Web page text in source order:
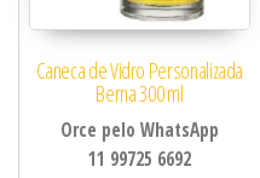
Caneca de Vidro Personalizada
Berna 300 ml
Orce pelo WhatsApp
11 99725 6692